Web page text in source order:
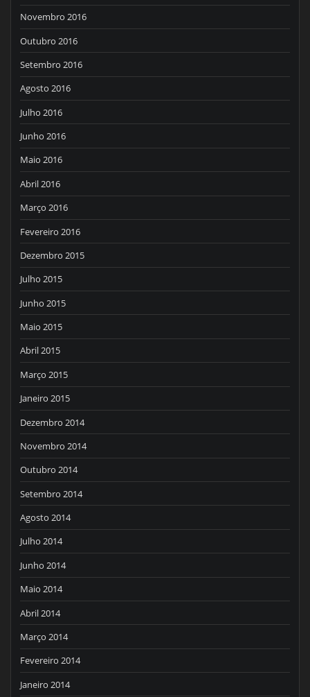
Novembro 2016
Outubro 2016
Setembro 2016
Agosto 2016
Julho 2016
Junho 2016
Maio 2016
Abril 2016
Março 2016
Fevereiro 2016
Dezembro 2015
Julho 2015
Junho 2015
Maio 2015
Abril 2015
Março 2015
Janeiro 2015
Dezembro 2014
Novembro 2014
Outubro 2014
Setembro 2014
Agosto 2014
Julho 2014
Junho 2014
Maio 2014
Abril 2014
Março 2014
Fevereiro 2014
Janeiro 2014